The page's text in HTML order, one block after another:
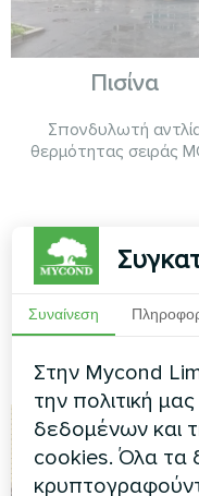
Πισίνα
Σπονδυλωτή
θερμότητας σειράς
Συναίνεση
Στην Mycond
την πολιτική
δεδομένων και
cookies. Όλα τα